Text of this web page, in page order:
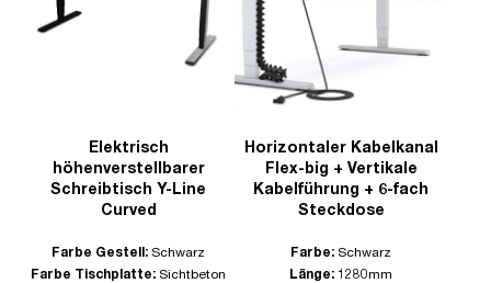
Elektrisch
höhenverstellbarer
Schreibtisch Y-Line
Curved
Farbe Gestell: Schwarz
Farbe Tischplatte: Sichtbeton
Horizontaler Kabelkanal
Flex-big + Vertikale
Kabelführung + 6-fach
Steckdose
Farbe: Schwarz
Länge: 1280mm